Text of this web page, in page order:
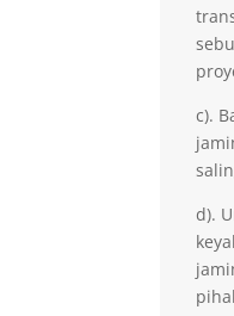
c).
d).